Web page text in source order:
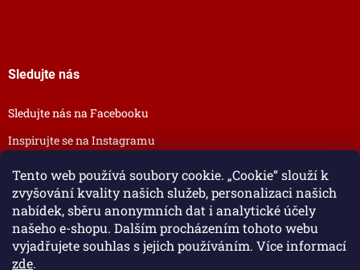
Tento web používá soubory cookie. „Cookie“ slouží k
zvyšování kvality našich služeb, personalizaci našich
nabídek, sběru anonymních dat i analytické účely
našeho e-shopu. Dalším procházením tohoto webu
vyjadřujete souhlas s jejich používáním. Více informací
zde.
Sledujte nás
Sledujte nás na Facebooku
Inspirujte se na Instagramu